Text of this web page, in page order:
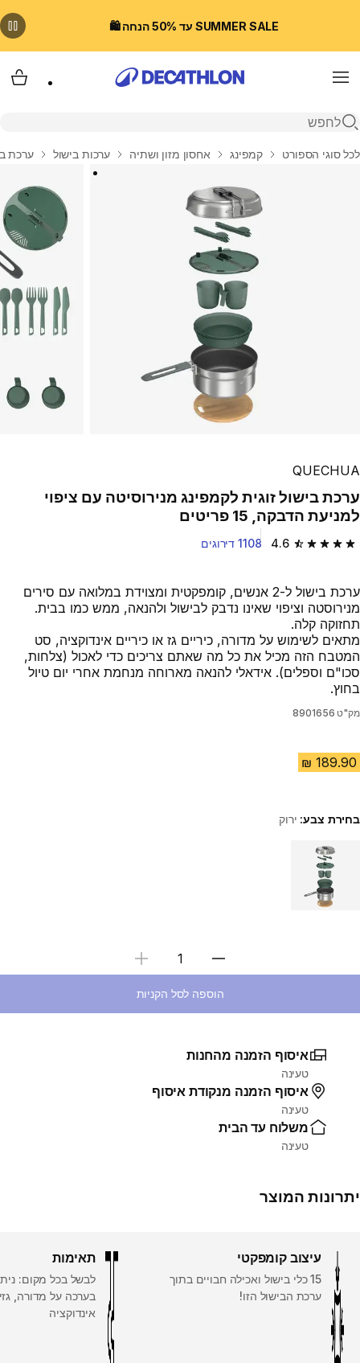
SUMMER SALE עד 50% הנחה 🛍️
Menu
פתיחת חיפוש
בית
לכל סוגי הספורט קמפינג אחסון מזון ושתיה ערכות בישול ערכת
QUECHUA
ערכת בישול זוגית לקמפינג מנירוסיטה עם ציפוי
למניעת הדבקה, 15 פריטים
4.6 4.6 out of 5 stars from 1108 reviews 1108 דירוגים
ערכת בישול ל-2 אנשים, קומפקטית ומצוידת במלואה עם סירים
מנירוסטה וציפוי שאינו נדבק לבישול ולהנאה, ממש כמו בבית.
תחזוקה קלה.
מתאים לשימוש על מדורה, כיריים גז או כיריים אינדוקציה, סט
המטבח הזה מכיל את כל מה שאתם צריכים כדי לאכול (צלחות,
סכו"ם וספלים). אידאלי להנאה מארוחה מנחמת אחרי יום טיול
בחוץ.
מק"ט 8901656
בחירת צבע: ירוק
Choose a variant
בחירת כמות
הוספה לסל הקניות
איסוף הזמנה מהחנות
טעינה
איסוף הזמנה מנקודת איסוף
טעינה
משלוח עד הבית
טעינה
יתרונות המוצר
עיצוב קומפקטי
15 כלי בישול ואכילה חבויים בתוך
ערכת הבישול הזו!
תאימות
לבשל בכל מקום:
בערכה על מדורה,
אינדוקציה